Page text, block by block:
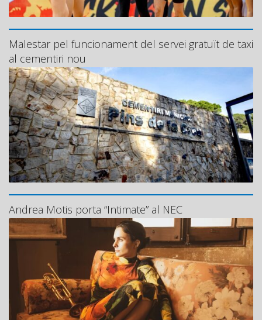
Malestar pel funcionament del servei gratuït de taxi
al cementiri nou
Andrea Motis porta “Intimate” al NEC